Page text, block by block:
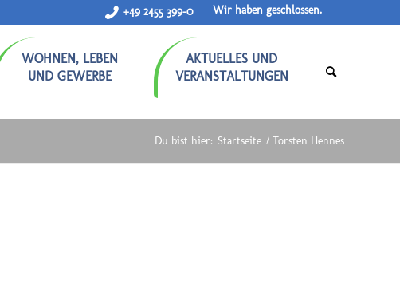
+49 2455 399-0 Wir haben geschlossen.
WOHNEN, LEBEN
UND GEWERBE
AKTUELLES UND
VERANSTALTUNGEN
Du bist hier: Startseite / Torsten Hennes